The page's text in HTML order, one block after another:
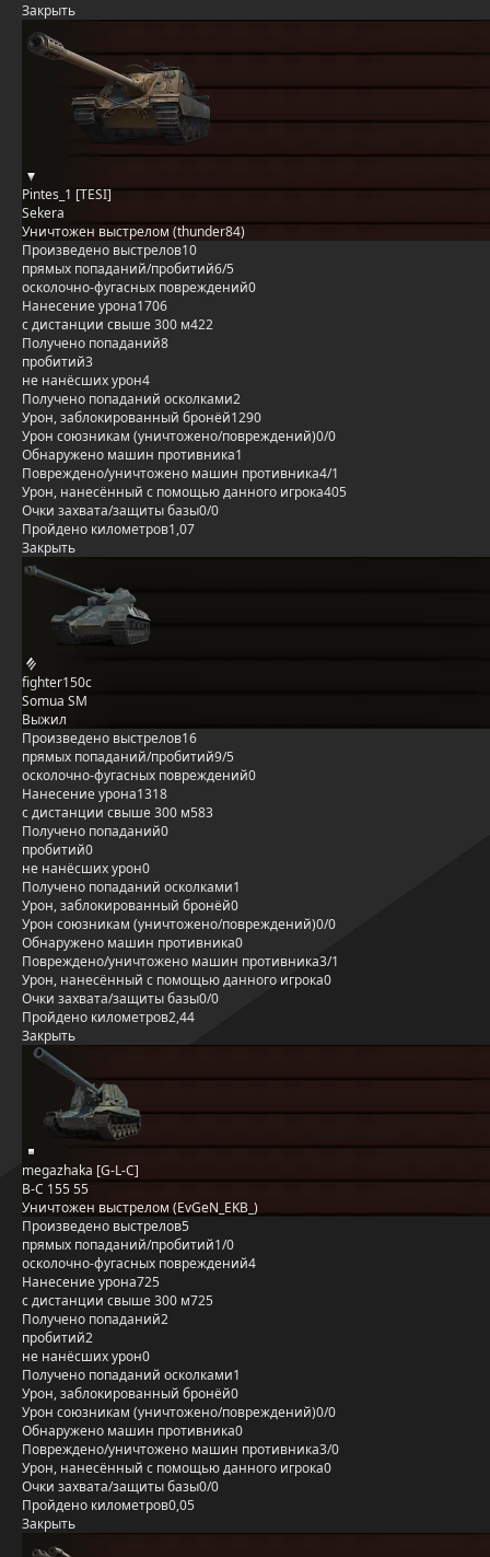
Закрыть
Pintes_1 [TESI]
Sekera
Уничтожен выстрелом (thunder84)
Произведено выстрелов10
прямых попаданий/пробитий6/5
осколочно-фугасных повреждений0
Нанесение урона1706
с дистанции свыше 300 м422
Получено попаданий8
пробитий3
не нанёсших урон4
Получено попаданий осколками2
Урон, заблокированный бронёй1290
Урон союзникам (уничтожено/повреждений)0/0
Обнаружено машин противника1
Повреждено/уничтожено машин противника4/1
Урон, нанесённый с помощью данного игрока405
Очки захвата/защиты базы0/0
Пройдено километров1,07
Закрыть
fighter150c
Somua SM
Выжил
Произведено выстрелов16
прямых попаданий/пробитий9/5
осколочно-фугасных повреждений0
Нанесение урона1318
с дистанции свыше 300 м583
Получено попаданий0
пробитий0
не нанёсших урон0
Получено попаданий осколками1
Урон, заблокированный бронёй0
Урон союзникам (уничтожено/повреждений)0/0
Обнаружено машин противника0
Повреждено/уничтожено машин противника3/1
Урон, нанесённый с помощью данного игрока0
Очки захвата/защиты базы0/0
Пройдено километров2,44
Закрыть
megazhaka [G-L-C]
B-C 155 55
Уничтожен выстрелом (EvGeN_EKB_)
Произведено выстрелов5
прямых попаданий/пробитий1/0
осколочно-фугасных повреждений4
Нанесение урона725
с дистанции свыше 300 м725
Получено попаданий2
пробитий2
не нанёсших урон0
Получено попаданий осколками1
Урон, заблокированный бронёй0
Урон союзникам (уничтожено/повреждений)0/0
Обнаружено машин противника0
Повреждено/уничтожено машин противника3/0
Урон, нанесённый с помощью данного игрока0
Очки захвата/защиты базы0/0
Пройдено километров0,05
Закрыть